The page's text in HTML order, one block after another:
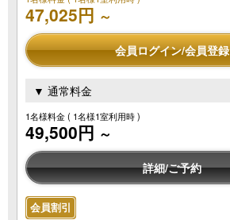
47,025円 ～
会員ログイン/会員登録
▼ 通常料金
1名様料金( 1名様1室利用時 )
49,500円 ～
詳細/ご予約
会員割引